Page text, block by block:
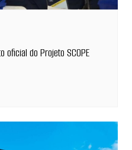
oficial do Projeto SCOPE